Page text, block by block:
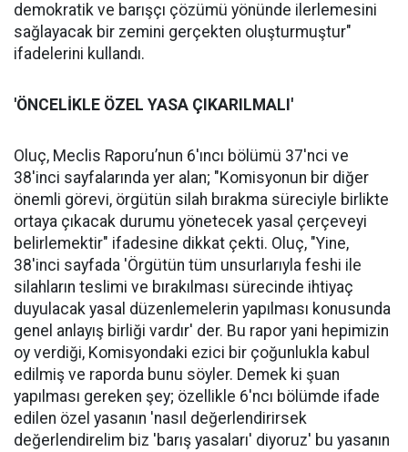
demokratik ve barışçı çözümü yönünde ilerlemesini
sağlayacak bir zemini gerçekten oluşturmuştur"
ifadelerini kullandı.
'ÖNCELİKLE ÖZEL YASA ÇIKARILMALI'
Oluç, Meclis Raporu’nun 6'ıncı bölümü 37'nci ve
38'inci sayfalarında yer alan; "Komisyonun bir diğer
önemli görevi, örgütün silah bırakma süreciyle birlikte
ortaya çıkacak durumu yönetecek yasal çerçeveyi
belirlemektir" ifadesine dikkat çekti. Oluç, "Yine,
38'inci sayfada 'Örgütün tüm unsurlarıyla feshi ile
silahların teslimi ve bırakılması sürecinde ihtiyaç
duyulacak yasal düzenlemelerin yapılması konusunda
genel anlayış birliği vardır' der. Bu rapor yani hepimizin
oy verdiği, Komisyondaki ezici bir çoğunlukla kabul
edilmiş ve raporda bunu söyler. Demek ki şuan
yapılması gereken şey; özellikle 6'ncı bölümde ifade
edilen özel yasanın 'nasıl değerlendirirsek
değerlendirelim biz 'barış yasaları' diyoruz' bu yasanın